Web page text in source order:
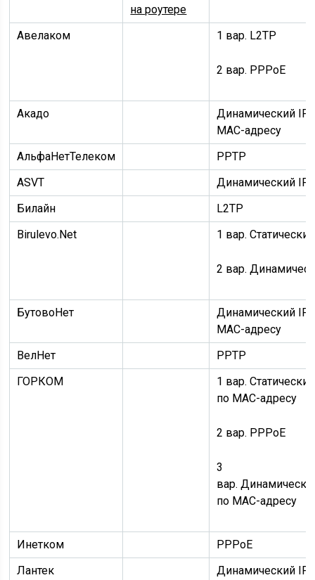
на роутере
Авелаком
1 вар. L2TP
2 вар. PPPoE
Акадо Динамический IP
MAC-адресу
АльфаНетТелеком
PPTP
ASVT
Динамический IP
Билайн
L2TP
Birulevo.Net
1 вар.
2 вар.
БутовоНет Динамический IP
MAC-адресу
ВелНет
PPTP
ГОРКОМ
1 вар.
по MAC-адресу
2 вар. PPPoE
3
вар.
по MAC-адресу
Инетком
PPPoE
Лантек
Динамический IP